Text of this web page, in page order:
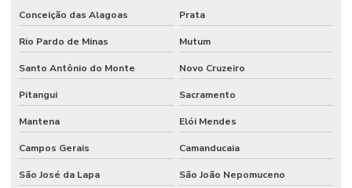
Óleo De Motor
Óleo Direção
Óleo Hidráulico
Óleo Hidráulico Para Direção
Conceição das Alagoas Prata
Rio Pardo de Minas Mutum
Santo Antônio do Monte Novo Cruzeiro
Pitangui Sacramento
Mantena Elói Mendes
Campos Gerais Camanducaia
São José da Lapa São João Nepomuceno